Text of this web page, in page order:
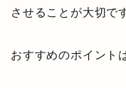
させることが大切で
おすすめのポイント